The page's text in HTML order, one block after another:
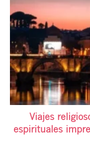
Viajes
espirituales